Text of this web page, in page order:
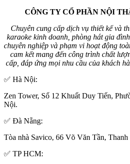
CÔNG TY CỔ PHẦN NỘI
Chuyên cung cấp dịch vụ thiết kế và
karaoke kinh doanh, phòng hát gia
chuyên nghiệp và phạm vi hoạt động
cam kết mang đến công trình chất
cấp, đáp ứng mọi nhu cầu của khách
✅ Hà Nội:
Zen Tower, Số 12 Khuất Duy Tiến,
Nội.
✅ Đà Nẵng:
Tòa nhà Savico, 66 Võ Văn Tần,
✅ TP HCM: